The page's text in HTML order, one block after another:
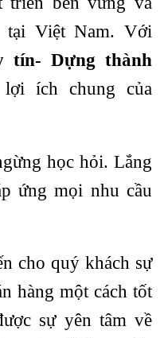
tại Việt Nam. Với
tín- Dựng thành
ích chung của
học hỏi. Lắng
ứng mọi nhu cầu
cho quý khách sự
hàng một cách tốt
sự yên tâm về